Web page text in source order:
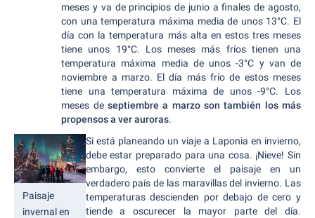
meses y va de principios de junio a finales de agosto,
con una temperatura máxima media de unos 13°C. El
día con la temperatura más alta en estos tres meses
tiene unos 19°C. Los meses más fríos tienen una
temperatura máxima media de unos -3°C y van de
noviembre a marzo. El día más frío de estos meses
tiene una temperatura máxima de unos -9°C. Los
meses de septiembre a marzo son también los más
propensos a ver auroras.
Paisaje
invernal en
Si está planeando un viaje a Laponia en invierno,
debe estar preparado para una cosa. ¡Nieve! Sin
embargo, esto convierte el paisaje en un
verdadero país de las maravillas del invierno. Las
temperaturas descienden por debajo de cero y
tiende a oscurecer la mayor parte del día.